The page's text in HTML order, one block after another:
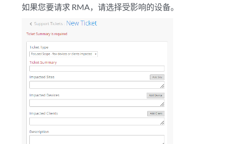
如果您要请求 RMA，请选择受影响的设备。